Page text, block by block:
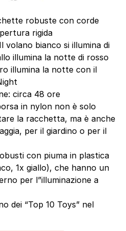
robuste con corde
rigida
volano bianco si illumina di
illumina la notte di rosso
illumina la notte con il
circa 48 ore
in nylon non è solo
la racchetta, ma è anche
per il giardino o per il
con piuma in plastica
1x giallo), che hanno un
per l”illuminazione a
dei “Top 10 Toys” nel